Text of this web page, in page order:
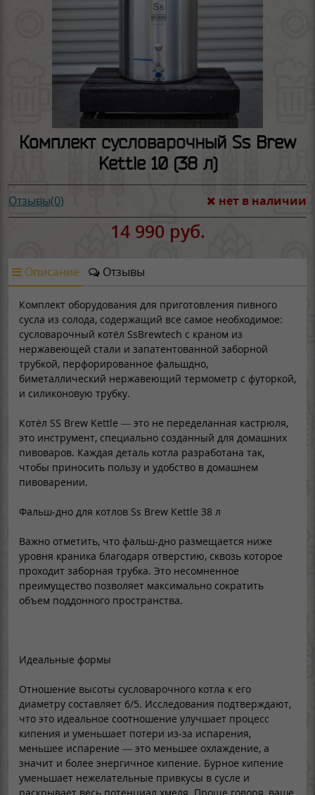
Комплект сусловарочный Ss Brew
Kettle 10 (38 л)
Отзывы(0) нет в наличии
14 990 руб.
Описание Отзывы
Комплект оборудования для приготовления пивного
сусла из солода, содержащий все самое необходимое:
сусловарочный котёл SsBrewtech с краном из
нержавеющей стали и запатентованной заборной
трубкой, перфорированное фальшдно,
биметаллический нержавеющий термометр с футоркой,
и силиконовую трубку.
Котёл SS Brew Kettle — это не переделанная кастрюля,
это инструмент, специально созданный для домашних
пивоваров. Каждая деталь котла разработана так,
чтобы приносить пользу и удобство в домашнем
пивоварении.
Фальш-дно для котлов Ss Brew Kettle 38 л
Важно отметить, что фальш-дно размещается ниже
уровня краника благодаря отверстию, сквозь которое
проходит заборная трубка. Это несомненное
преимущество позволяет максимально сократить
объем поддонного пространства.
Идеальные формы
Отношение высоты сусловарочного котла к его
диаметру составляет 6/5. Исследования подтверждают,
что это идеальное соотношение улучшает процесс
кипения и уменьшает потери из-за испарения,
меньшее испарение — это меньшее охлаждение, а
значит и более энергичное кипение. Бурное кипение
уменьшает нежелательные привкусы в сусле и
раскрывает весь потенциал хмеля. Проще говоря, ваше